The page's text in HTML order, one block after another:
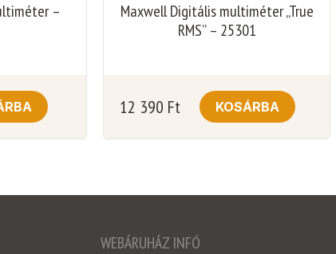
–
Maxwell Digitális multiméter „True
RMS” – 25301
12 390 Ft KOSÁRBA
WEBÁRUHÁZ INFÓ